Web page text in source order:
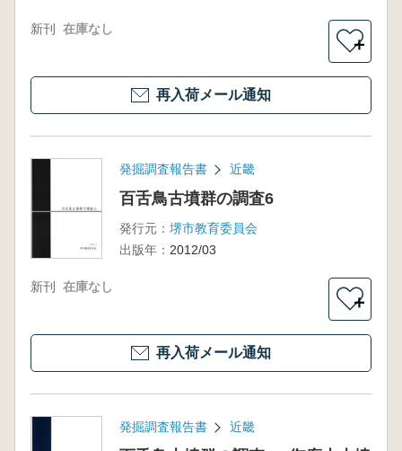
新刊 在庫なし
＋
再入荷メール通知
発掘調査報告書 近畿
百舌鳥古墳群の調査6
発行元： 堺市教育委員会
出版年： 2012/03
新刊 在庫なし
＋
再入荷メール通知
発掘調査報告書 近畿